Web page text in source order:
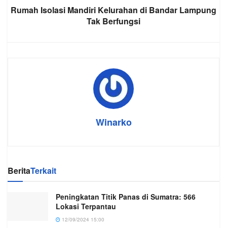
Rumah Isolasi Mandiri Kelurahan di Bandar Lampung
Tak Berfungsi
Winarko
BeritaTerkait
Peningkatan Titik Panas di Sumatra: 566
Lokasi Terpantau
12/09/2024 15:00